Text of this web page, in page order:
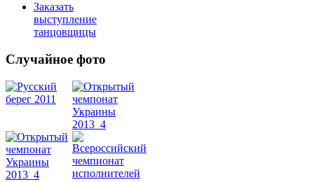
Заказать
выступление
танцовщицы
Случайное фото
Belly